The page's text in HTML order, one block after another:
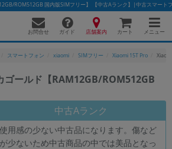
ROM512GB 国内版SIMフリー】 【中古Aランク】|中古スマート
お問合せ ガイド 店舗案内 カート メニュー
スマートフォン xiaomi SIMフリー Xiaomi 15T Pro
ールド【RAM12GB/ROM512GB
中古Aランク
使用感の少ない中古品になります。傷など
が少ないため中古商品の中では美品となっ
コン検索に切り替える